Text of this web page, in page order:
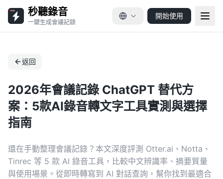
秒聽錄音
一鍵生成會議記錄
開始使用
返回
2026年會議記錄 ChatGPT 替代方
案：5款AI錄音轉文字工具實測與選擇
指南
還在手動整理會議記錄？本文深度評測 Otter.ai、Notta、
Tinrec 等 5 款 AI 錄音工具，比較中文辨識率、摘要質量
與使用場景。從即時轉寫到 AI 對話查詢，幫你找到最適合